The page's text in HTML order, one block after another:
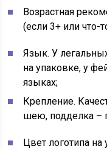
Возрастная
(если 3+ или что-
Язык. У
на упаковке, у
языках;
Крепление.
шею, подделка –
Цвет логотипа на